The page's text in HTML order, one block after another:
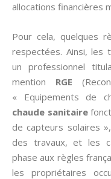
allocations financières
Pour cela, quelques
respectées. Ainsi, les
un professionnel
mention RGE
« Equipements de
chaude sanitaire
de capteurs solaires
des travaux, et les
phase aux règles
les propriétaires